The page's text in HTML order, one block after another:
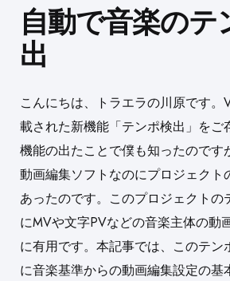
自動で音楽のテ
出
こんにちは、トラエラの川原です。
載された新機能「テンポ検出」をご
機能の出たことで僕も知ったのです
動画編集ソフトなのにプロジェクト
あったのです。このプロジェクトの
にMVや文字PVなどの音楽主体の動
に有用です。本記事では、このテン
に音楽基準からの動画編集設定の基